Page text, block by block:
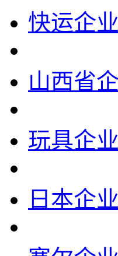
快运企
山西省
玩具企
日本企